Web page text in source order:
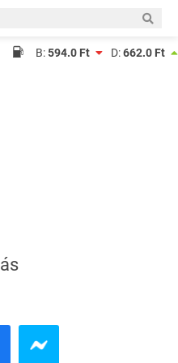
B:594.0 Ft D:662.0 Ft